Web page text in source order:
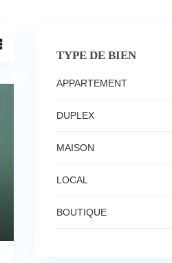
TYPE DE BIEN
APPARTEMENT
DUPLEX
MAISON
LOCAL
BOUTIQUE